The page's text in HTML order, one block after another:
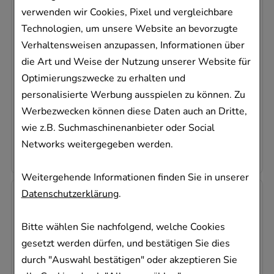
verwenden wir Cookies, Pixel und vergleichbare
Technologien, um unsere Website an bevorzugte
Verhaltensweisen anzupassen, Informationen über
die Art und Weise der Nutzung unserer Website für
Optimierungszwecke zu erhalten und
personalisierte Werbung ausspielen zu können. Zu
Werbezwecken können diese Daten auch an Dritte,
wie z.B. Suchmaschinenanbieter oder Social
Networks weitergegeben werden.
Weitergehende Informationen finden Sie in unserer
Datenschutzerklärung.
Bitte wählen Sie nachfolgend, welche Cookies
gesetzt werden dürfen, und bestätigen Sie dies
durch "Auswahl bestätigen" oder akzeptieren Sie
CETIRIZIN 10-1A Pharma Filmtabletten
1 A Pharma GmbH
20St
Filmtabletten
03823570
Sofort lieferbar
2,49 €¹
AVP 3,83 €²
0,12 €pro 1 Stk
CETIRIZIN 10-1A Pharma Filmtabletten
1 A Pharma GmbH
-33,5%